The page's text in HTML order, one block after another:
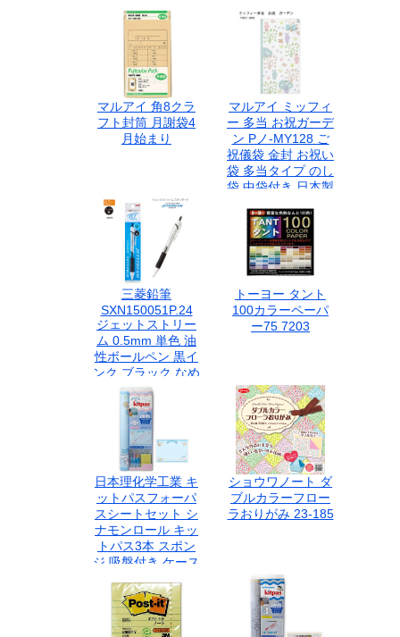
マルアイ 角8クラ
フト封筒 月謝袋4
月始まり
マルアイ ミッフィ
ー 多当 お祝ガーデ
ン Pノ-MY128 ご
祝儀袋 金封 お祝い
袋 多当タイプ のし
袋 中袋付き 日本製
い イラスト ギフト
出産祝い ベビー キ
ッズ 結婚祝い お礼
紙製品 冠婚葬祭
三菱鉛筆
SXN150051P.24
ジェットストリー
ム 0.5mm 単色 油
性ボールペン 黒イ
ンク ブラック なめ
らか 速乾 低摩擦イ
ンク 事務用品 ビジ
ネス 筆記具 1本入
文房具 受験 勉強
三菱 uni
JETSTREAM
トーヨー タント
100カラーペーパ
ー75 7203
日本理化学工業 キ
ットパスフォーパ
スシートセット シ
ナモンロール キッ
トパス3本 スポン
ジ 吸盤付き ケース
ショウワノート ダ
ブルカラーフロー
ラおりがみ 23-185